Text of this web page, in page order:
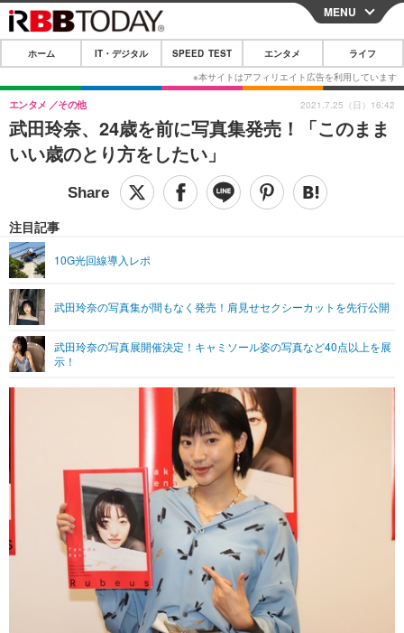
CLOSE
ホーム
IT・デジタル
IT・デジタルTOP スマートフォン
ショッピング その他
SPEED TEST
エンタメTOP 映画・ドラマ
グラビア ブログ
ショッピング その他
ライフTOP
リリース一覧
プッシュ通知の停止方法
MENU
ホーム IT・デジタル SPEED TEST エンタメ ライフ
武田玲奈、24歳を前に写真集発売！「このまま
いい歳のとり方をしたい」
エンタメ その他
注目記事
10G光回線導入レポ
武田玲奈の写真集が間もなく発売！肩見せセクシーカットを先行公開
武田玲奈の写真展開催決定！キャミソール姿の写真など40点以上を展
示！
2021.7.25（日）16:42